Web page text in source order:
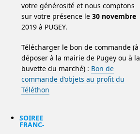
votre générosité et nous comptons
sur votre présence le 30 novembre
2019 à PUGEY.
Télécharger le bon de commande (à
déposer à la mairie de Pugey ou à la
buvette du marché) : Bon de
commande d’objets au profit du
Téléthon
SOIREE
FRANC-